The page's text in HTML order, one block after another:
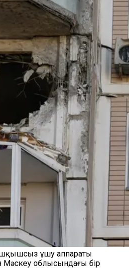
ұшу аппараты
Мәскеу облысындағы бір